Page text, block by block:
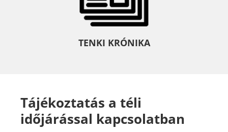
TENKI KRÓNIKA
Tájékoztatás a téli
időjárással kapcsolatban